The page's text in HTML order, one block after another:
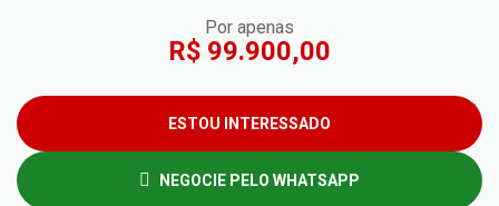
Por apenas
R$ 99.900,00
ESTOU INTERESSADO
NEGOCIE PELO WHATSAPP